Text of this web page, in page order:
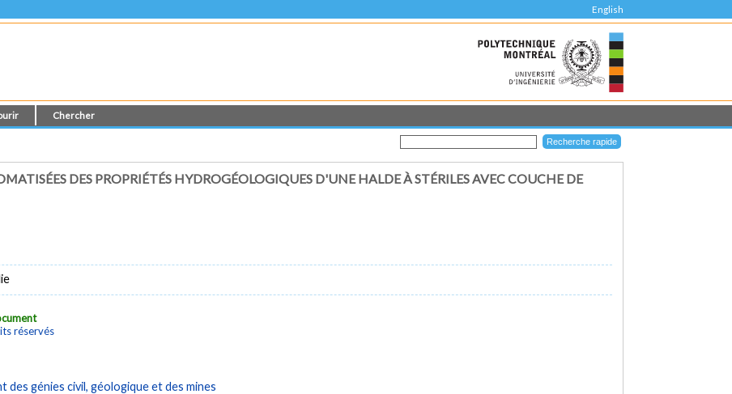
English
Chercher
DES PROPRIÉTÉS HYDROGÉOLOGIQUES D'UNE HALDE À STÉRILES AVEC COUCHE DE
réservés
des génies civil, géologique et des mines